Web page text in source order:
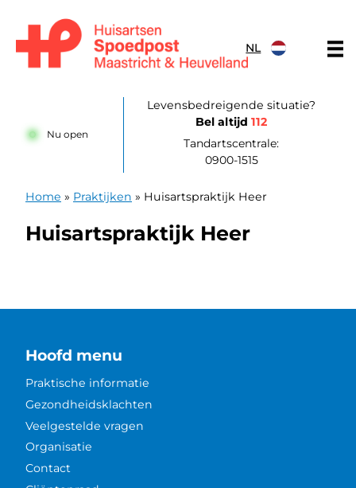
NL
Nu open
Levensbedreigende situatie?
Bel altijd112
Tandartscentrale:
0900-1515
Home » Praktijken » Huisartspraktijk Heer
Huisartspraktijk Heer
Hoofd menu
Praktische informatie
Gezondheidsklachten
Veelgestelde vragen
Organisatie
Contact